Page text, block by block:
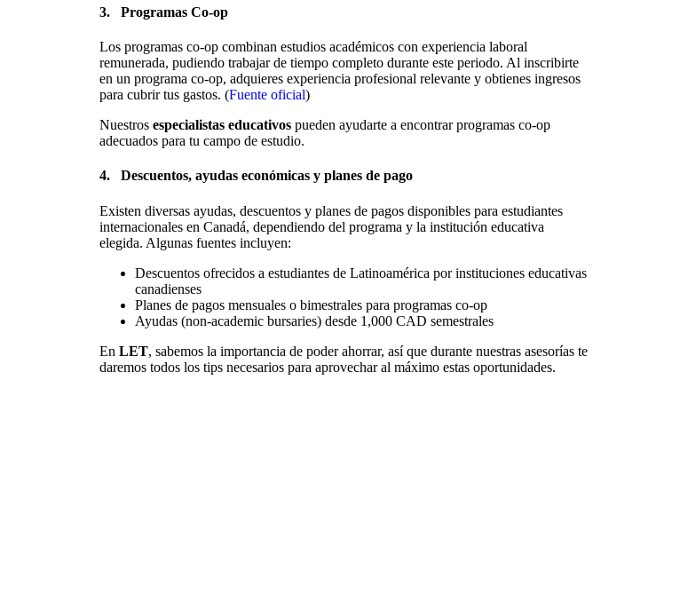
3. Programas Co-op
Los programas co-op combinan estudios académicos con experiencia laboral
remunerada, pudiendo trabajar de tiempo completo durante este periodo. Al inscribirte
en un programa co-op, adquieres experiencia profesional relevante y obtienes ingresos
para cubrir tus gastos. (Fuente oficial)
Nuestros especialistas educativos pueden ayudarte a encontrar programas co-op
adecuados para tu campo de estudio.
4. Descuentos, ayudas económicas y planes de pago
Existen diversas ayudas, descuentos y planes de pagos disponibles para estudiantes
internacionales en Canadá, dependiendo del programa y la institución educativa
elegida. Algunas fuentes incluyen:
Descuentos ofrecidos a estudiantes de Latinoamérica por instituciones educativas
canadienses
Planes de pagos mensuales o bimestrales para programas co-op
Ayudas (non-academic bursaries) desde 1,000 CAD semestrales
En LET, sabemos la importancia de poder ahorrar, así que durante nuestras asesorías te
daremos todos los tips necesarios para aprovechar al máximo estas oportunidades.